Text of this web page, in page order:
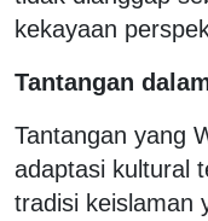
kekayaan
Tantangan
Tantangan yang
adaptasi kultural
tradisi keislaman